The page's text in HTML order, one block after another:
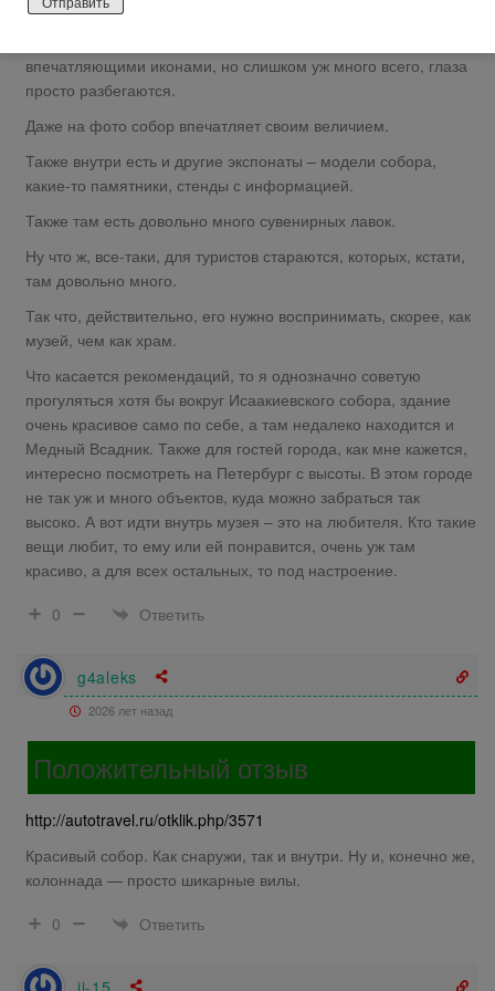
Конечно, изнутри собор очень красив со всеми этими
впечатляющими иконами, но слишком уж много всего, глаза
просто разбегаются.
Даже на фото собор впечатляет своим величием.
Также внутри есть и другие экспонаты – модели собора,
какие-то памятники, стенды с информацией.
Также там есть довольно много сувенирных лавок.
Ну что ж, все-таки, для туристов стараются, которых, кстати,
там довольно много.
Так что, действительно, его нужно воспринимать, скорее, как
музей, чем как храм.
Что касается рекомендаций, то я однозначно советую
прогуляться хотя бы вокруг Исаакиевского собора, здание
очень красивое само по себе, а там недалеко находится и
Медный Всадник. Также для гостей города, как мне кажется,
интересно посмотреть на Петербург с высоты. В этом городе
не так уж и много объектов, куда можно забраться так
высоко. А вот идти внутрь музея – это на любителя. Кто такие
вещи любит, то ему или ей понравится, очень уж там
красиво, а для всех остальных, то под настроение.
0
Ответить
g4aleks
2026 лет назад
Положительный отзыв
http://autotravel.ru/otklik.php/3571
Красивый собор. Как снаружи, так и внутри. Ну и, конечно же,
колоннада — просто шикарные вилы.
0
Ответить
jj-15